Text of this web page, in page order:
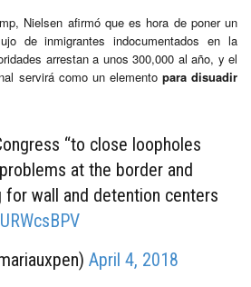
Nielsen afirmó que es hora de poner un
de inmigrantes indocumentados en la
arrestan a unos 300,000 al año, y el
servirá como un elementopara disuadir
“to close loopholes
at the border and
for wall and detention centers
April 4, 2018